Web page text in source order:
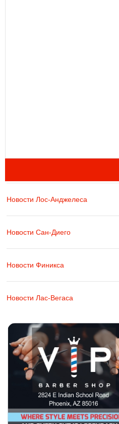
Новости Лос-Анджелеса
Новости Сан-Диего
Новости Финикса
Новости Лас-Вегаса